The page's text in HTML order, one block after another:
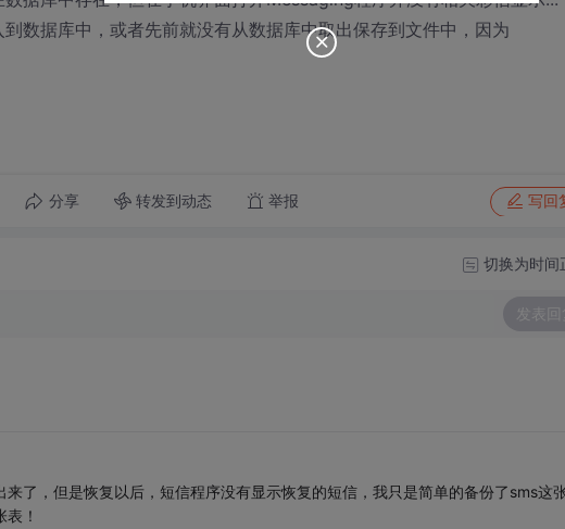
数据库中，或者先前就没有从数据库中取出保存到文件中，因为
分享 转发到动态 举报 写回
切换为时间
发表回
了，但是恢复以后，短信程序没有显示恢复的短信，我只是简单的备份了sms这
！